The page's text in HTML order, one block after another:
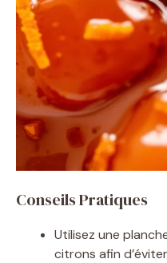
Conseils Pratiques
Utilisez une
citrons afin